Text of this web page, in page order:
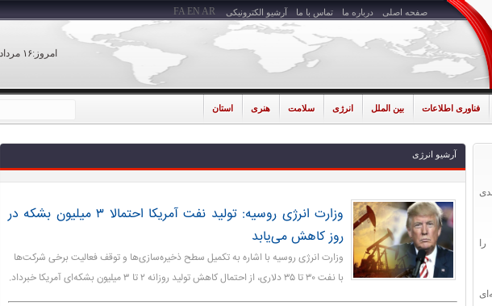
صفحه اصلی درباره ما تماس با ما آرشیو الکترونیکی
امروز:۱۶ مرداد ۰۵
FA EN AR
فناوری اطلاعات بین الملل انرژی سلامت هنری استان
کاهش ۱۰ درصدی
توسعه‌ای
آرشیو انرژی
وزارت انرژی روسیه: تولید نفت آمریکا احتمالا ۳ میلیون بشکه در
روز کاهش می‌یابد
وزارت انرژی روسیه با اشاره به تکمیل سطح ذخیره‌سازی‌ها و توقف فعالیت برخی شرکت‌ها
با نفت ۳۰ تا ۳۵ دلاری، از احتمال کاهش تولید روزانه ۲ تا ۳ میلیون بشکه‌ای آمریکا خبرداد.